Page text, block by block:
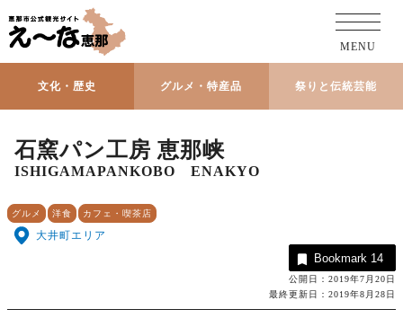
文化・歴史 グルメ・特産品 祭りと伝統芸能
MENU
石窯パン工房 恵那峡
ISHIGAMAPANKOBO ENAKYO
グルメ 洋食 カフェ・喫茶店
大井町エリア
Bookmark 14
公開日：2019年7月20日
最終更新日：2019年8月28日